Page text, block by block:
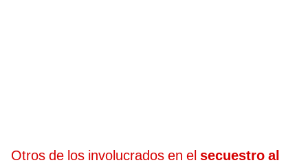
Otros de los involucrados en el secuestro al